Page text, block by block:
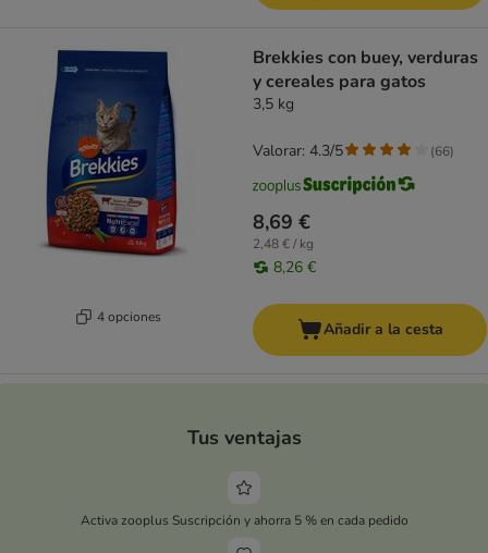
4 opciones
Brekkies con buey, verduras
y cereales para gatos
3,5 kg
8,69 €
2,48 € / kg
8,26 €
Valorar: 4.3/5 (66)
Añadir a la cesta
Tus ventajas
Activa zooplus Suscripción y ahorra 5 % en cada pedido